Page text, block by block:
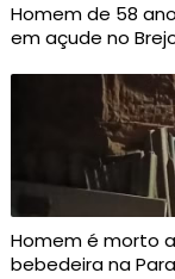
Homem de 58
em açude no
Homem é morto
bebedeira na